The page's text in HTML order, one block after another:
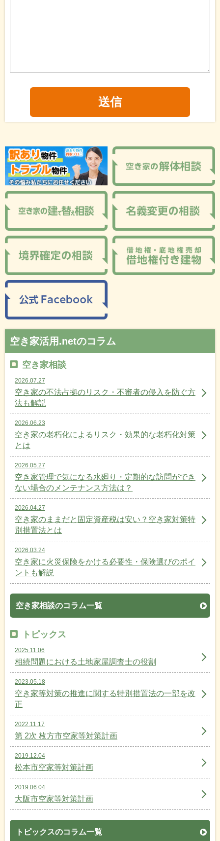
送信
空き家活用.netのコラム
空き家相談
2026.07.27
空き家の不法占拠のリスク・不審者の侵入を防ぐ方
法も解説
2026.06.23
空き家の老朽化によるリスク・効果的な老朽化対策
とは
2026.05.27
空き家管理で気になる水廻り・定期的な訪問ができ
ない場合のメンテナンス方法は？
2026.04.27
空き家のままだと固定資産税は安い？空き家対策特
別措置法とは
2026.03.24
空き家に火災保険をかける必要性・保険選びのポイ
ントも解説
空き家相談のコラム一覧
トピックス
2025.11.06
相続問題における土地家屋調査士の役割
2023.05.18
空き家等対策の推進に関する特別措置法の一部を改
正
2022.11.17
第 2次 枚方市空家等対策計画
2019.12.04
松本市空家等対策計画
2019.06.04
大阪市空家等対策計画
トピックスのコラム一覧